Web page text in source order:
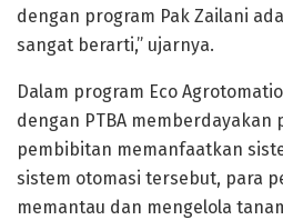
dengan program Pak Zailani
sangat berarti,” ujarnya.
Dalam program Eco
dengan PTBA
pembibitan memanfaatkan
sistem otomasi tersebut, para
memantau dan mengelola